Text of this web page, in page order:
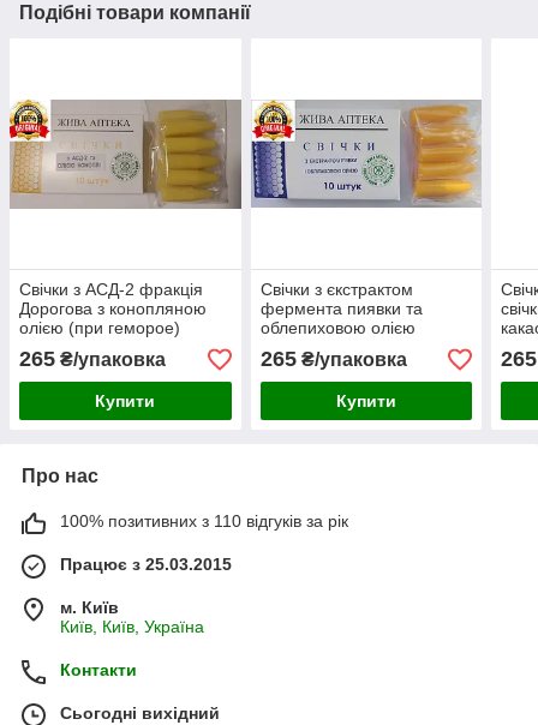
Подібні товари компанії
Свічки з АСД-2 фракція
Дорогова з конопляною
олією (при геморое)
265 ₴/упаковка
Купити
Свічки з єкстрактом
фермента пиявки та
облепиховою олією
265₴/упаковка
Купити
265
Про нас
100% позитивних з 110 відгуків за рік
Працює з 25.03.2015
м. Київ
Київ, Київ, Україна
Контакти
Сьогодні вихідний